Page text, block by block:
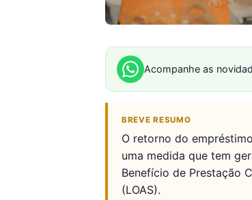
Acompanhe as
BREVE RESUMO
O retorno do
uma medida que tem
Benefício de Prestação
(LOAS).